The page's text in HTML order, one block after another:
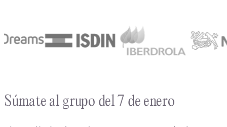
Súmate al grupo del 7 de enero